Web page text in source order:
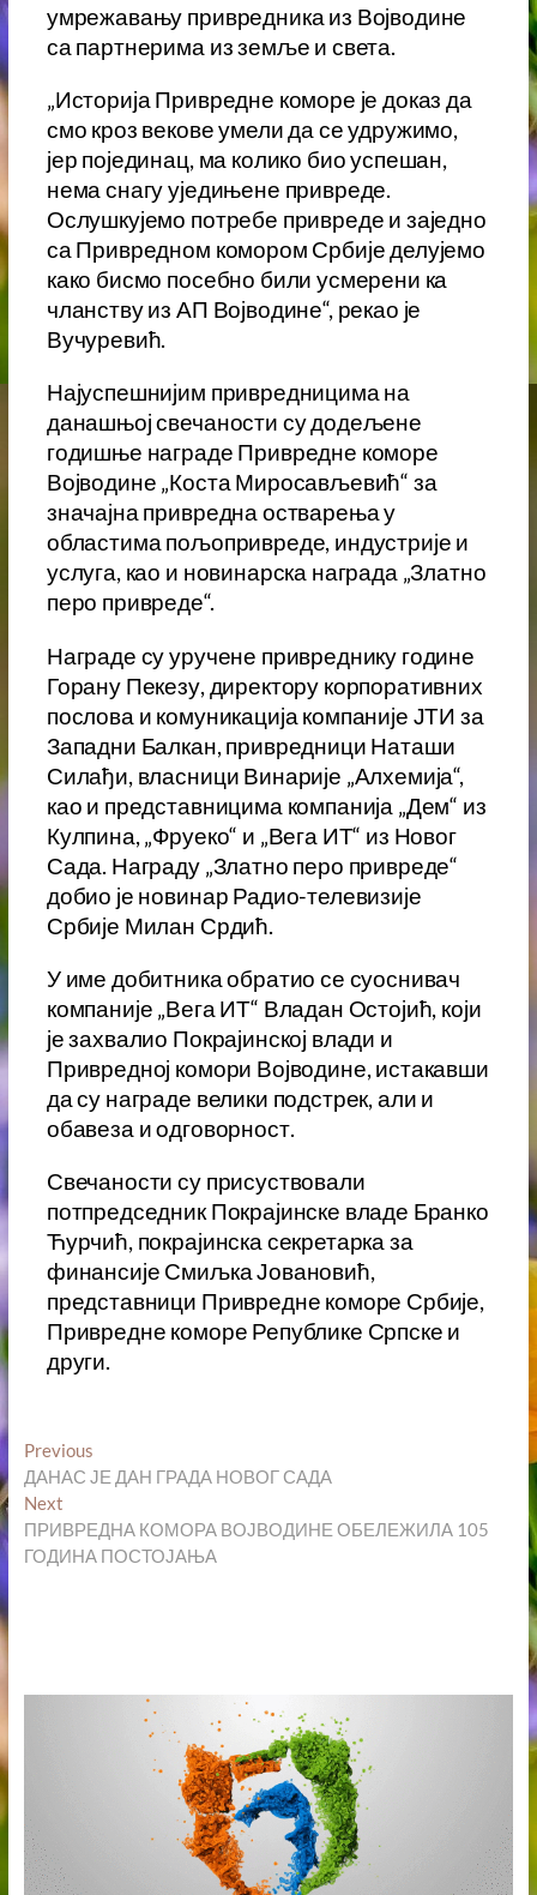
умрежавању привредника из Војводине
са партнерима из земље и света.
„Историја Привредне коморе је доказ да
смо кроз векове умели да се удружимо,
јер појединац, ма колико био успешан,
нема снагу уједињене привреде.
Ослушкујемо потребе привреде и заједно
са Привредном комором Србије делујемо
како бисмо посебно били усмерени ка
чланству из АП Војводине“, рекао је
Вучуревић.
Најуспешнијим привредницима на
данашњој свечаности су додељене
годишње награде Привредне коморе
Војводине „Коста Миросављевић“ за
значајна привредна остварења у
областима пољопривреде, индустрије и
услуга, као и новинарска награда „Златно
перо привреде“.
Награде су уручене привреднику године
Горану Пекезу, директору корпоративних
послова и комуникација компаније ЈТИ за
Западни Балкан, привредници Наташи
Силађи, власници Винарије „Алхемија“,
као и представницима компанија „Дем“ из
Кулпина, „Фруеко“ и „Вега ИТ“ из Новог
Сада. Награду „Златно перо привреде“
добио је новинар Радио-телевизије
Србије Милан Срдић.
У име добитника обратио се суоснивач
компаније „Вега ИТ“ Владан Остојић, који
је захвалио Покрајинској влади и
Привредној комори Војводине, истакавши
да су награде велики подстрек, али и
обавеза и oдговорност.
Свечаности су присуствовали
потпредседник Покрајинске владе Бранко
Ћурчић, покрајинска секретарка за
финансије Смиљка Јовановић,
представници Привредне коморе Србије,
Привредне коморе Републике Српске и
други.
Кретање
чланка
PreviousPrevious
post:
ДАНАС ЈЕ ДАН ГРАДА НОВОГ САДА
NextNext
post:
ПРИВРЕДНА КОМОРА ВОЈВОДИНЕ ОБЕЛЕЖИЛА 105
ГОДИНА ПОСТОЈАЊА